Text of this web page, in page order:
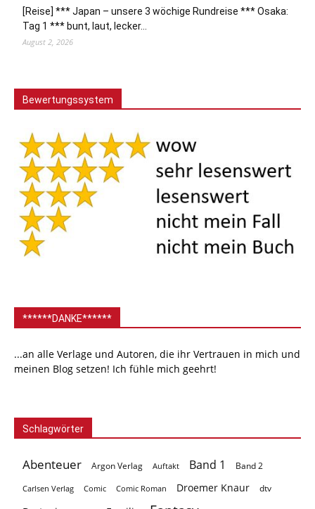
[Reise] *** Japan – unsere 3 wöchige Rundreise *** Osaka:
Tag 1 *** bunt, laut, lecker…
August 2, 2026
Bewertungssystem
******DANKE******
...an alle Verlage und Autoren, die ihr Vertrauen in mich und
meinen Blog setzen! Ich fühle mich geehrt!
Schlagwörter
Abenteuer Argon Verlag Auftakt Band 1 Band 2
Carlsen Verlag Comic Comic Roman Droemer Knaur dtv